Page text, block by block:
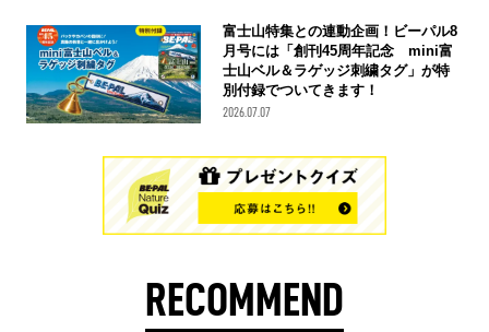
富士山特集との連動企画！ビーパル8
月号には「創刊45周年記念 mini富
士山ベル＆ラゲッジ刺繍タグ」が特
別付録でついてきます！
2026.07.07
RECOMMEND